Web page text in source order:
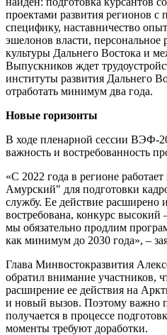
проектами развития регионов
специфику, наставничество
эшелонов власти, персональное
культуры Дальнего Востока и
Выпускников ждет
институты развития Дальнего
отработать минимум два года.
Новые горизонты
В ходе пленарной сессии ВЭФ-
важность и востребованность
«С 2022 года в регионе
Амурский" для подготовки
службу. Ее действие расширено
востребована, конкурс
мы обязательно продлим
как минимум до 2030 года», –
Глава Минвостокразвития
обратил внимание участников,
расширение ее действия на
и новый вызов. Поэтому важно
получается в процессе
моменты требуют доработки.